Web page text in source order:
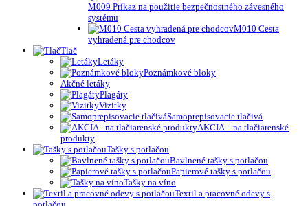
M009 Príkaz na použitie bezpečnostného závesného
systému
M010 Cesta
vyhradená pre chodcov
Tlač
Letáky
Poznámkové bloky
Akčné letáky
Plagáty
Vizitky
Samoprepisovacie tlačivá
AKCIA – na tlačiarenské
produkty
Tašky s potlačou
Bavlnené tašky s potlačou
Papierové tašky s potlačou
Tašky na víno
Textil a pracovné odevy s